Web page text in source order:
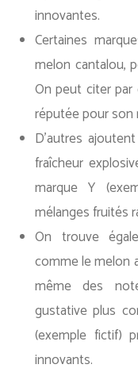
innovantes.
Certaines
melon cantalou,
On peut citer par
réputée pour son
D’autres
fraîcheur
marque Y
mélanges fruités
On trouve
comme le melon
même des
gustative plus
(exemple fictif)
innovants.